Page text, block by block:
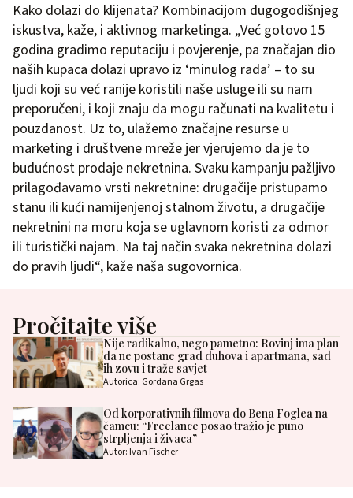
Kako dolazi do klijenata? Kombinacijom dugogodišnjeg
iskustva, kaže, i aktivnog marketinga. „Već gotovo 15
godina gradimo reputaciju i povjerenje, pa značajan dio
naših kupaca dolazi upravo iz ‘minulog rada’ – to su
ljudi koji su već ranije koristili naše usluge ili su nam
preporučeni, i koji znaju da mogu računati na kvalitetu i
pouzdanost. Uz to, ulažemo značajne resurse u
marketing i društvene mreže jer vjerujemo da je to
budućnost prodaje nekretnina. Svaku kampanju pažljivo
prilagođavamo vrsti nekretnine: drugačije pristupamo
stanu ili kući namijenjenoj stalnom životu, a drugačije
nekretnini na moru koja se uglavnom koristi za odmor
ili turistički najam. Na taj način svaka nekretnina dolazi
do pravih ljudi“, kaže naša sugovornica.
Pročitajte više
Nije radikalno, nego pametno: Rovinj ima plan
da ne postane grad duhova i apartmana, sad
ih zovu i traže savjet
Autorica: Gordana Grgas
Od korporativnih filmova do Bena Foglea na
čamcu: “Freelance posao tražio je puno
strpljenja i živaca”
Autor: Ivan Fischer